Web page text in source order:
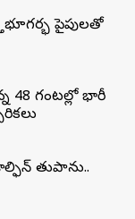
భూగర్భ పైపులతో
48 గంటల్లో భారీ
తుపాను..